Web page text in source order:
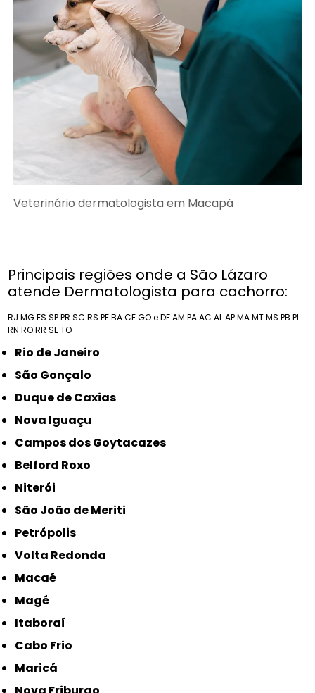
Veterinário dermatologista em Macapá
Principais regiões onde a São Lázaro
atende Dermatologista para cachorro:
RJ MGES SPPR SC RS PEBACEGO e DFAM PAAC ALAPMAMTMS PB PI
RN RORR SETO
Rio de Janeiro
São Gonçalo
Duque de Caxias
Nova Iguaçu
Campos dos Goytacazes
Belford Roxo
Niterói
São João de Meriti
Petrópolis
Volta Redonda
Macaé
Magé
Itaboraí
Cabo Frio
Maricá